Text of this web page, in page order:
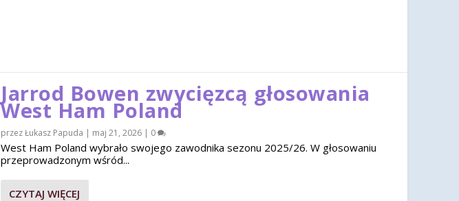
Jarrod Bowen zwycięzcą głosowania
West Ham Poland
przezŁukasz Papuda | maj 21, 2026 | 0
West Ham Poland wybrało swojego zawodnika sezonu 2025/26. W głosowaniu
przeprowadzonym wśród...
CZYTAJ WIĘCEJ